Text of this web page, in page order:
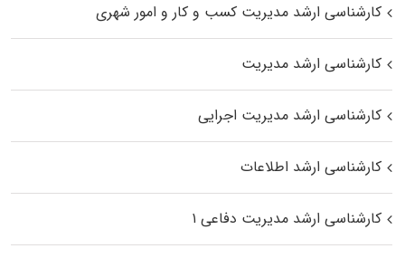
کارشناسی ارشد مدیریت کسب و کار و امور شهری
کارشناسی ارشد مدیریت
کارشناسی ارشد مدیریت اجرایی
کارشناسی ارشد اطلاعات
کارشناسی ارشد مدیریت دفاعی ۱